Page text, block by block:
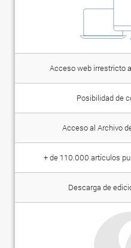
Acceso web irrestricto
Posibilidad de
Acceso al Archivo
+ de 110.000 artículos
Descarga de